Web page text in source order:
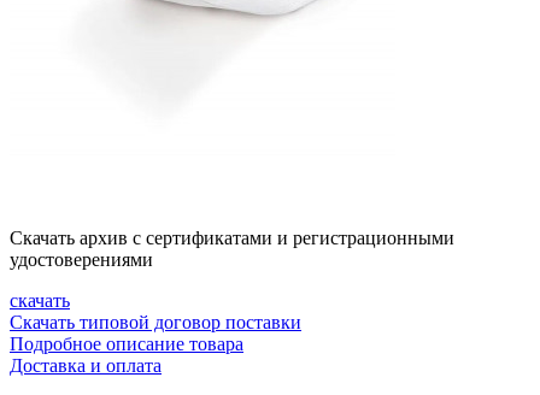
Скачать архив с сертификатами и регистрационными
удостоверениями
скачать
Скачать типовой договор поставки
Подробное описание товара
Доставка и оплата